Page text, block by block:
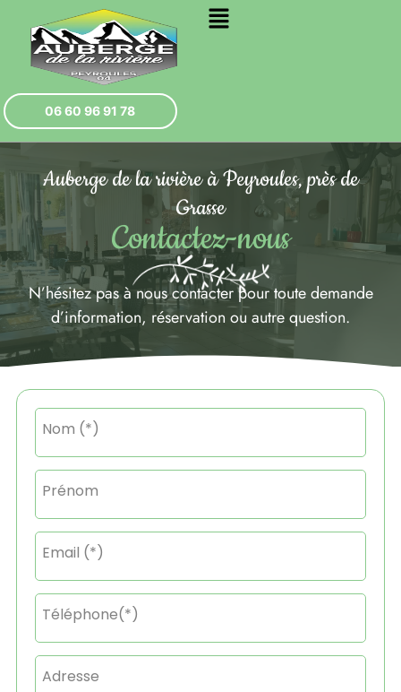
06 60 96 91 78
Auberge de la rivière à Peyroules, près de
Grasse
Contactez-nous
N’hésitez pas à nous contacter pour toute demande
d’information, réservation ou autre question.
Nom (*)
Prénom
Email (*)
Téléphone(*)
Adresse